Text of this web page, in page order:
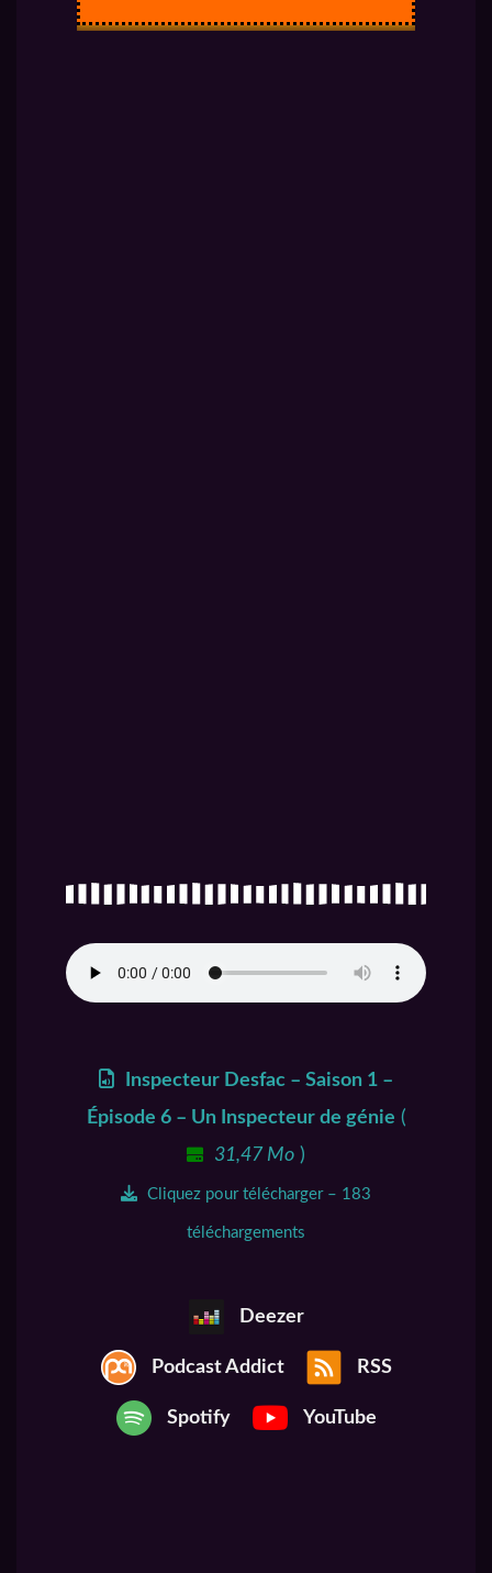
Inspecteur Desfac – Saison 1 –
Épisode 6 – Un Inspecteur de génie (
31,47 Mo )
Cliquez pour télécharger – 183
téléchargements
Deezer
Podcast Addict RSS
Spotify YouTube